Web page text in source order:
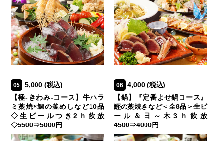
05 5,000(税込)
【極-きわみ-コース】牛ハラ
ミ藁焼×鯛の釜めしなど10品
◇生ビールつき2ｈ飲放
◇5500⇒5000円
06 4,000 (税込)
【鍋】『定番よせ鍋コース』
鰹の藁焼きなど＜全8品＞生ビ
ール＆日～木3ｈ飲放
4500⇒4000円